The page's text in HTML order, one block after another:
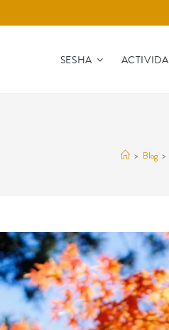
SESHA
> Blog >